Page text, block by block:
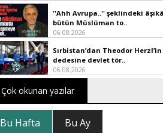
''Ahh Avrupa..'' şeklindeki
bütün Müslüman to..
06.08.2026
Sırbistan’dan Theodor
dedesine devlet tör..
06.08.2026
Çok okunan yazılar
Bu Hafta Bu Ay